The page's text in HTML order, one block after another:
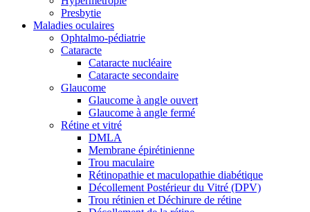
Presbytie
Maladies oculaires
Ophtalmo-pédiatrie
Cataracte
Cataracte nucléaire
Cataracte secondaire
Glaucome
Glaucome à angle ouvert
Glaucome à angle fermé
Rétine et vitré
DMLA
Membrane épirétinienne
Trou maculaire
Rétinopathie et maculopathie diabétique
Décollement Postérieur du Vitré (DPV)
Trou rétinien et Déchirure de rétine